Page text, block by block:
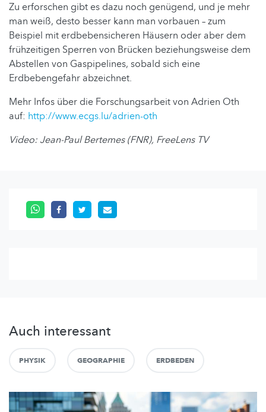
Zu erforschen gibt es dazu noch genügend, und je mehr
man weiß, desto besser kann man vorbauen – zum
Beispiel mit erdbebensicheren Häusern oder aber dem
frühzeitigen Sperren von Brücken beziehungsweise dem
Abstellen von Gaspipelines, sobald sich eine
Erdbebengefahr abzeichnet.
Mehr Infos über die Forschungsarbeit von Adrien Oth
auf: http://www.ecgs.lu/adrien-oth
Video: Jean-Paul Bertemes (FNR), FreeLens TV
Auch interessant
PHYSIK GEOGRAPHIE ERDBEDEN